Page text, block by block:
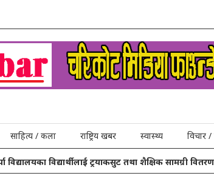
साहित्य / कला राष्ट्रिय खबर स्वास्थ्य विचार
ट्रयाकसुट तथा शैक्षिक सामग्री वितरण